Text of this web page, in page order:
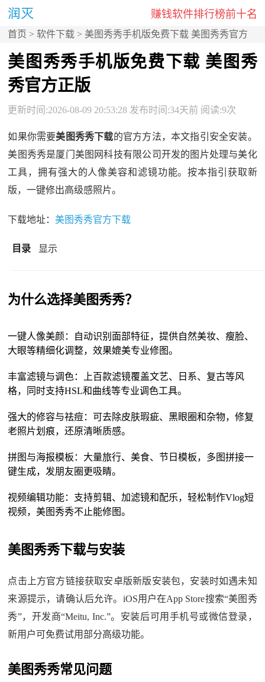
赚钱软件排行榜前十名
首页 >软件下载 > 美图秀秀手机版免费下载 美图秀秀官方
美图秀秀手机版免费下载 美图秀
秀官方正版
更新时间:2026-08-09 20:53:28 发布时间:34天前 阅读:9次
如果你需要美图秀秀下载的官方方法，本文指引安全安装。
美图秀秀是厦门美图网科技有限公司开发的图片处理与美化
工具，拥有强大的人像美容和滤镜功能。按本指引获取新
版，一键修出高级感照片。
下载地址：美图秀秀官方下载
目录 显示
为什么选择美图秀秀？
一键人像美颜：自动识别面部特征，提供自然美妆、瘦脸、
大眼等精细化调整，效果媲美专业修图。
丰富滤镜与调色：上百款滤镜覆盖文艺、日系、复古等风
格，同时支持HSL和曲线等专业调色工具。
强大的修容与祛痘：可去除皮肤瑕疵、黑眼圈和杂物，修复
老照片划痕，还原清晰质感。
拼图与海报模板：大量旅行、美食、节日模板，多图拼接一
键生成，发朋友圈更吸睛。
视频编辑功能：支持剪辑、加滤镜和配乐，轻松制作Vlog短
视频，美图秀秀不止能修图。
美图秀秀下载与安装
点击上方官方链接获取安卓版新版安装包，安装时如遇未知
来源提示，请确认后允许。iOS用户在App Store搜索“美图秀
秀”，开发商“Meitu, Inc.”。安装后可用手机号或微信登录，
新用户可免费试用部分高级功能。
美图秀秀常见问题